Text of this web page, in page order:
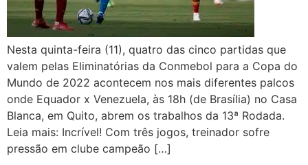
Nesta quinta-feira (11), quatro das cinco partidas que
valem pelas Eliminatórias da Conmebol para a Copa do
Mundo de 2022 acontecem nos mais diferentes palcos
onde Equador x Venezuela, às 18h (de Brasília) no Casa
Blanca, em Quito, abrem os trabalhos da 13ª Rodada.
Leia mais: Incrível! Com três jogos, treinador sofre
pressão em clube campeão […]